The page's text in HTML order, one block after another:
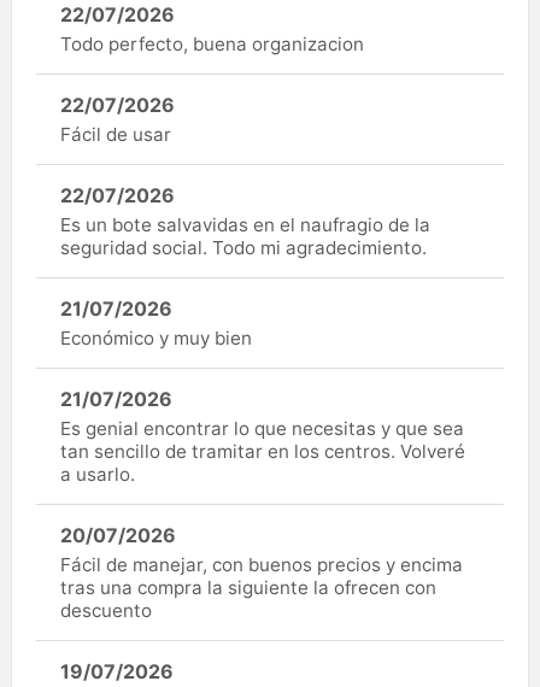
22/07/2026
Todo perfecto, buena organizacion
22/07/2026
Fácil de usar
22/07/2026
Es un bote salvavidas en el naufragio de la
seguridad social. Todo mi agradecimiento.
21/07/2026
Económico y muy bien
21/07/2026
Es genial encontrar lo que necesitas y que sea
tan sencillo de tramitar en los centros. Volveré
a usarlo.
20/07/2026
Fácil de manejar, con buenos precios y encima
tras una compra la siguiente la ofrecen con
descuento
19/07/2026